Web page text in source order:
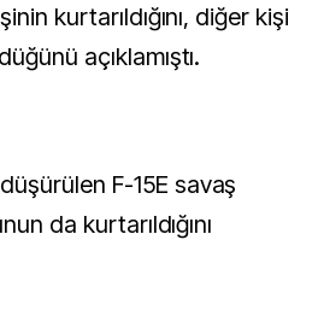
kurtarıldığını, diğer kişi
açıklamıştı.
F-15E savaş
da kurtarıldığını